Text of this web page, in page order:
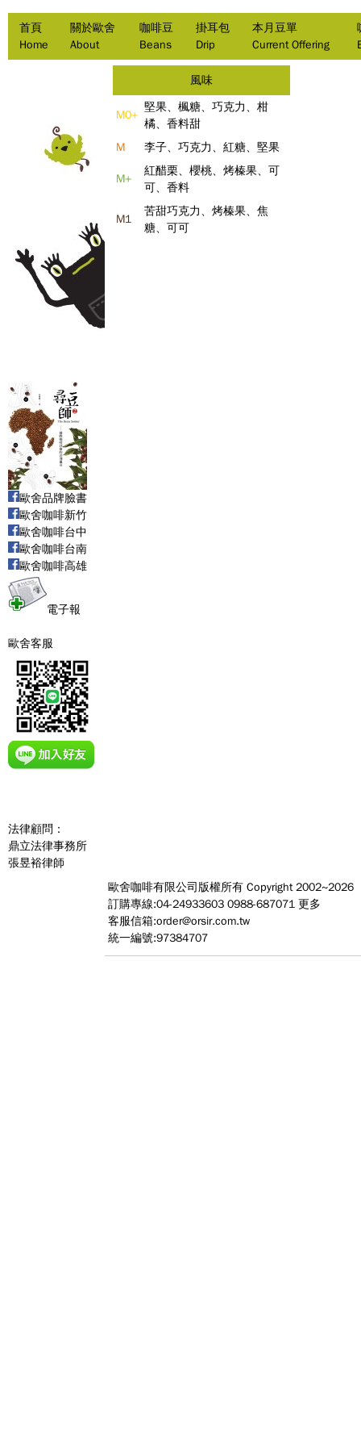
首頁
Home
關於歐舍
About
咖啡豆
Beans
掛耳包
Drip
本月豆單
Current Offering
歐舍品牌臉書
歐舍咖啡新竹
歐舍咖啡台中
歐舍咖啡台南
歐舍咖啡高雄
電子報
歐舍客服
法律顧問：
鼎立法律事務所
張昱裕律師
風味
M0+
堅果、楓糖、巧克力、柑
橘、香料甜
M
李子、巧克力、紅糖、堅果
M+
紅醋栗、櫻桃、烤榛果、可
可、香料
M1
苦甜巧克力、烤榛果、焦
糖、可可
歐舍咖啡有限公司 版權所有 Copyright 2002~2026
訂購專線:04-24933603 0988-687071 更多
客服信箱:order@orsir.com.tw
統一編號:97384707